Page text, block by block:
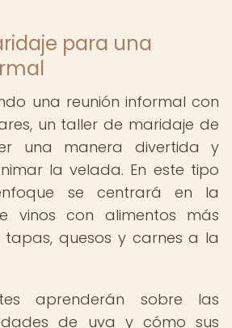
para una
una reunión informal con
un taller de maridaje de
una manera divertida y
la velada. En este tipo
se centrará en la
vinos con alimentos más
tapas, quesos y carnes a la
aprenderán sobre las
de uva y cómo sus